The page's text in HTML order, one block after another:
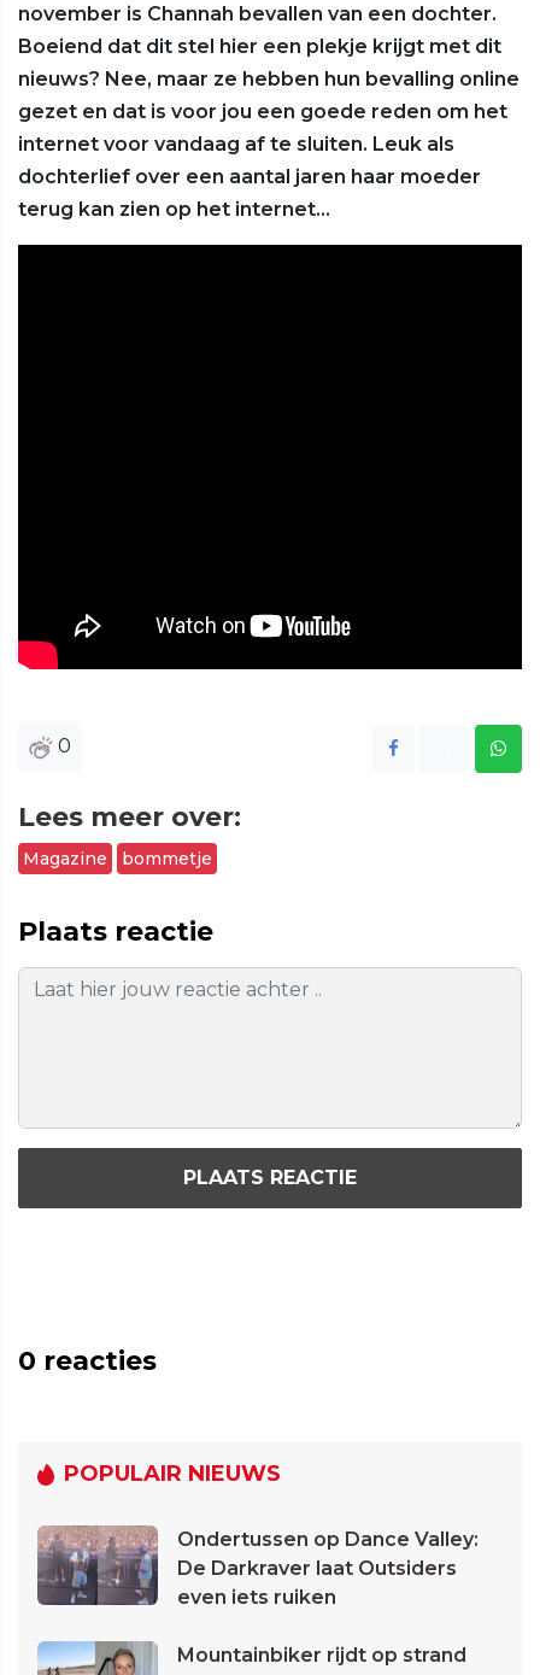
november is Channah bevallen van een dochter.
Boeiend dat dit stel hier een plekje krijgt met dit
nieuws? Nee, maar ze hebben hun bevalling online
gezet en dat is voor jou een goede reden om het
internet voor vandaag af te sluiten. Leuk als
dochterlief over een aantal jaren haar moeder
terug kan zien op het internet...
0
Lees meer over:
Magazine bommetje
Plaats reactie
PLAATS REACTIE
0 reacties
POPULAIR NIEUWS
Ondertussen op Dance Valley:
De Darkraver laat Outsiders
even iets ruiken
Mountainbiker rijdt op strand